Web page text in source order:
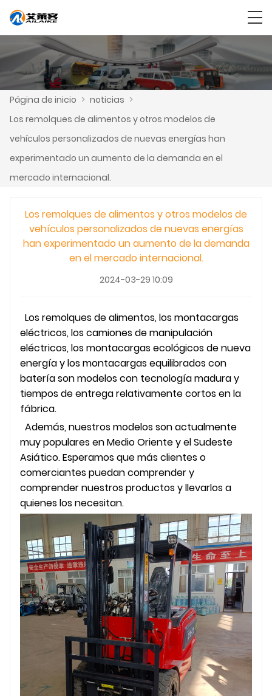
Página de inicio > noticias >
Los remolques de alimentos y otros modelos de
vehículos personalizados de nuevas energías han
experimentado un aumento de la demanda en el
mercado internacional.
Los remolques de alimentos y otros modelos de
vehículos personalizados de nuevas energías
han experimentado un aumento de la demanda
en el mercado internacional.
2024-03-29 10:09
Los remolques de alimentos, los montacargas
eléctricos, los camiones de manipulación
eléctricos, los montacargas ecológicos de nueva
energía y los montacargas equilibrados con
batería son modelos con tecnología madura y
tiempos de entrega relativamente cortos en la
fábrica.
Además, nuestros modelos son actualmente
muy populares en Medio Oriente y el Sudeste
Asiático. Esperamos que más clientes o
comerciantes puedan comprender y
comprender nuestros productos y llevarlos a
quienes los necesitan.